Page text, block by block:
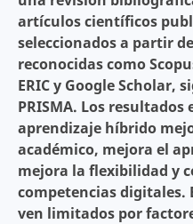
artículos científicos
seleccionados a partir
reconocidas como
ERIC y Google Scholar,
PRISMA. Los resultados
aprendizaje híbrido
académico, mejora el
mejora la flexibilidad y
competencias digitales.
ven limitados por